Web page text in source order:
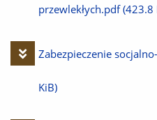
plik
przewlekłych.pdf (423.8
Pobierz
plik
Zabezpieczenie
KiB)